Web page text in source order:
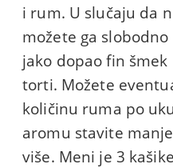
i rum. U slučaju da
možete ga
jako dopao fin
torti. Možete
količinu ruma po
aromu stavite
više. Meni je 3